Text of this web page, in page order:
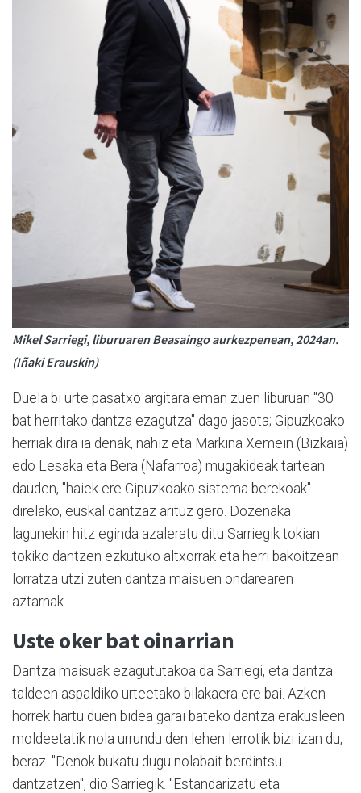
Mikel Sarriegi, liburuaren Beasaingo aurkezpenean, 2024an.
(Iñaki Erauskin)
Duela bi urte pasatxo argitara eman zuen liburuan "30
bat herritako dantza ezagutza" dago jasota; Gipuzkoako
herriak dira ia denak, nahiz eta Markina Xemein (Bizkaia)
edo Lesaka eta Bera (Nafarroa) mugakideak tartean
dauden, "haiek ere Gipuzkoako sistema berekoak"
direlako, euskal dantzaz arituz gero. Dozenaka
lagunekin hitz eginda azaleratu ditu Sarriegik tokian
tokiko dantzen ezkutuko altxorrak eta herri bakoitzean
lorratza utzi zuten dantza maisuen ondarearen
aztarnak.
Uste oker bat oinarrian
Dantza maisuak ezagututakoa da Sarriegi, eta dantza
taldeen aspaldiko urteetako bilakaera ere bai. Azken
horrek hartu duen bidea garai bateko dantza erakusleen
moldeetatik nola urrundu den lehen lerrotik bizi izan du,
beraz. "Denok bukatu dugu nolabait berdintsu
dantzatzen", dio Sarriegik. "Estandarizatu eta